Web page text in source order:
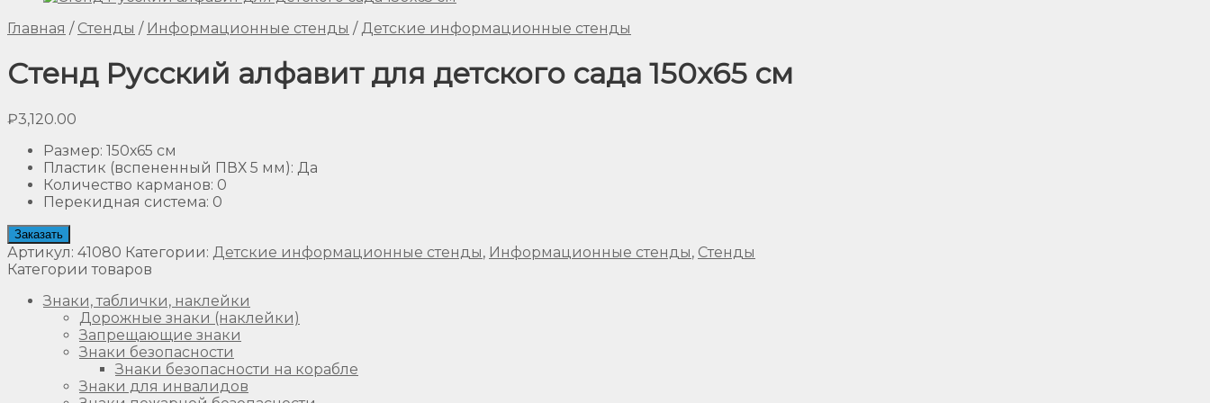
Главная / Стенды / Информационные стенды / Детские информационные стенды
Стенд Русский алфавит для детского сада 150х65 см
₽3,120.00
Размер: 150х65 см
Пластик (вспененный ПВХ 5 мм): Да
Количество карманов: 0
Перекидная система: 0
Заказать
Артикул: 41080 Категории: Детские информационные стенды, Информационные стенды, Стенды
Категории товаров
Знаки, таблички, наклейки
Дорожные знаки (наклейки)
Запрещающие знаки
Знаки безопасности
Знаки безопасности на корабле
Знаки для инвалидов